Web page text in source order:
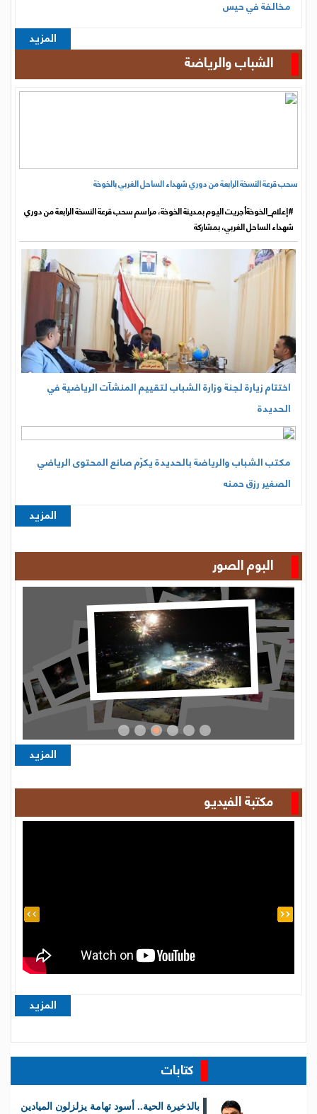
مخالفة في حيس
المزيد
الشباب والرياضة
سحب قرعة النسخة الرابعة من دوري شهداء الساحل الغربي بالخوخة
#إعلام_الخوخةأجريت اليوم بمدينة الخوخة، مراسم سحب قرعة النسخة الرابعة من دوري
شهداء الساحل الغربي، بمشاركة
اختتام زيارة لجنة وزارة الشباب لتقييم المنشآت الرياضية في
الحديدة
مكتب الشباب والرياضة بالحديدة يكرّم صانع المحتوى الرياضي
الصغير رزق حمنه
المزيد
البوم الصور
المزيد
مكتبة الفيديو
المزيد
كتابات
بالذخيرة الحية.. أسود تهامة يزلزلون الميادين